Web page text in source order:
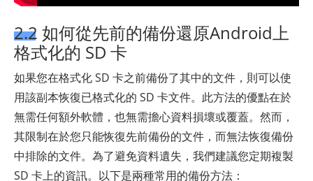
2.2 如何從先前的備份還原Android上
格式化的 SD 卡
如果您在格式化 SD 卡之前備份了其中的文件，則可以使
用該副本恢復已格式化的 SD 卡文件。此方法的優點在於
無需任何額外軟體，也無需擔心資料損壞或覆蓋。然而，
其限制在於您只能恢復先前備份的文件，而無法恢復備份
中排除的文件。為了避免資料遺失，我們建議您定期複製
SD 卡上的資訊。以下是兩種常用的備份方法：